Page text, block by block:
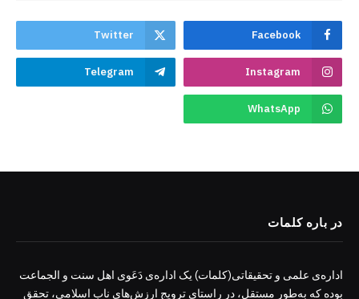
Facebook
Twitter
Instagram
Telegram
WhatsApp
در باره کلمات
اداره‌ی علمی و تحقیقاتی(کلمات) یک اداره‌ی دَعَوی اهل سنت و الجماعت
بوده که به‌طور مستقل، در راستای ترویج ارزش‌های ناب اسلامی، تحقق